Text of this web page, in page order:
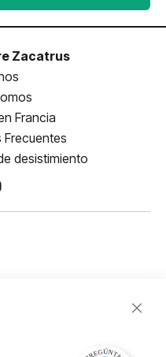
Zacatrus
Francia
Frecuentes
desistimiento